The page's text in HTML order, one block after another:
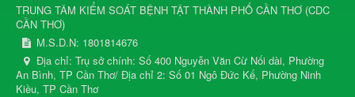
TRUNG TÂM KIỂM SOÁT BỆNH TẬT THÀNH PHỐ CẦN THƠ (CDC
CẦN THƠ)
M.S.D.N: 1801814676
Địa chỉ: Trụ sở chính: Số 400 Nguyễn Văn Cừ Nối dài, Phường
An Bình, TP Cần Thơ/ Địa chỉ 2: Số 01 Ngô Đức Kế, Phường Ninh
Kiều, TP Cần Thơ